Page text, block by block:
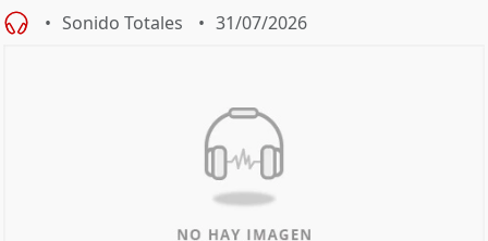
Sonido Totales 31/07/2026